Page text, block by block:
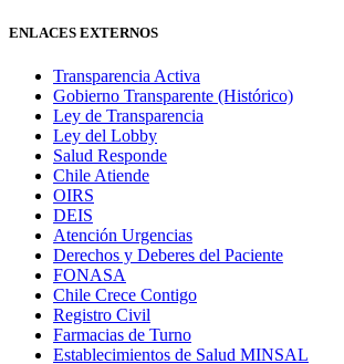
ENLACES EXTERNOS
Transparencia Activa
Gobierno Transparente (Histórico)
Ley de Transparencia
Ley del Lobby
Salud Responde
Chile Atiende
OIRS
DEIS
Atención Urgencias
Derechos y Deberes del Paciente
FONASA
Chile Crece Contigo
Registro Civil
Farmacias de Turno
Establecimientos de Salud MINSAL